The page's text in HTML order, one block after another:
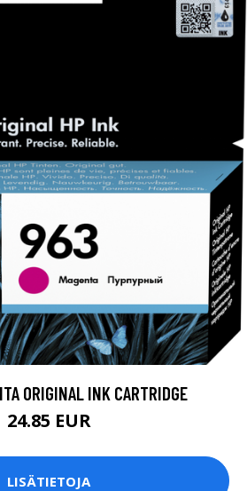
ORIGINAL INK CARTRIDGE
24.85 EUR
LISÄTIETOJA